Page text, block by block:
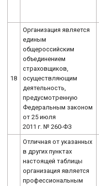
18
Организация является
единым
общероссийским
объединением
страховщиков,
осуществляющим
деятельность,
предусмотренную
Федеральным законом
от 25 июля
2011 г. № 260-ФЗ
Отличная от указанных
в других пунктах
настоящей таблицы
организация является
профессиональным